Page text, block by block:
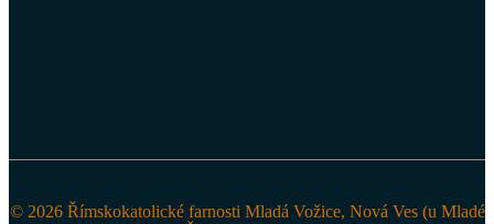
© 2026 Římskokatolické farnosti Mladá Vožice, Nová Ves (u Mladé